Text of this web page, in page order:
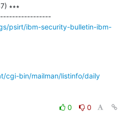
∗∗∗
---------------------------------------------
psirt/ibm-security-bulletin-ibm-
cgi-bin/mailman/listinfo/daily
0 0